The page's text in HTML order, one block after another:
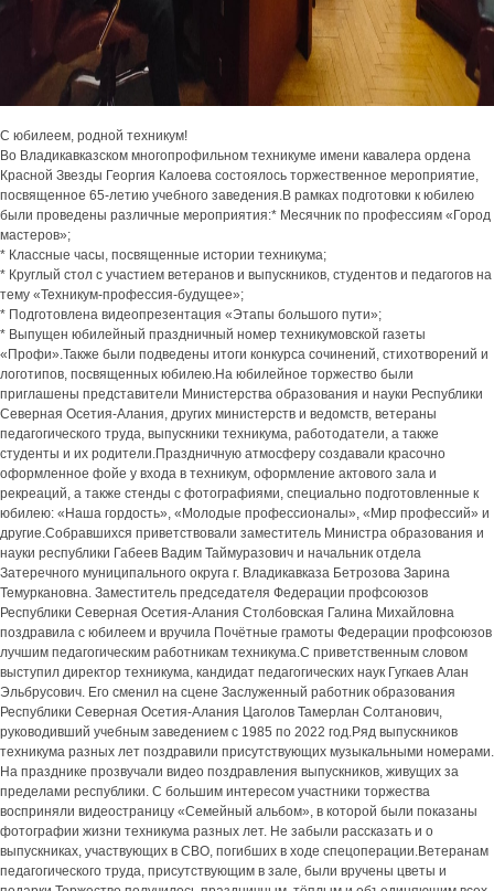
С юбилеем, родной техникум!
Во Владикавказском многопрофильном техникуме имени кавалера ордена
Красной Звезды Георгия Калоева состоялось торжественное мероприятие,
посвященное 65-летию учебного заведения.В рамках подготовки к юбилею
были проведены различные мероприятия:* Месячник по профессиям «Город
мастеров»;
* Классные часы, посвященные истории техникума;
* Круглый стол с участием ветеранов и выпускников, студентов и педагогов на
тему «Техникум-профессия-будущее»;
* Подготовлена видеопрезентация «Этапы большого пути»;
* Выпущен юбилейный праздничный номер техникумовской газеты
«Профи».Также были подведены итоги конкурса сочинений, стихотворений и
логотипов, посвященных юбилею.На юбилейное торжество были
приглашены представители Министерства образования и науки Республики
Северная Осетия-Алания, других министерств и ведомств, ветераны
педагогического труда, выпускники техникума, работодатели, а также
студенты и их родители.Праздничную атмосферу создавали красочно
оформленное фойе у входа в техникум, оформление актового зала и
рекреаций, а также стенды с фотографиями, специально подготовленные к
юбилею: «Наша гордость», «Молодые профессионалы», «Мир профессий» и
другие.Собравшихся приветствовали заместитель Министра образования и
науки республики Габеев Вадим Таймуразович и начальник отдела
Затеречного муниципального округа г. Владикавказа Бетрозова Зарина
Темуркановна. Заместитель председателя Федерации профсоюзов
Республики Северная Осетия-Алания Столбовская Галина Михайловна
поздравила с юбилеем и вручила Почётные грамоты Федерации профсоюзов
лучшим педагогическим работникам техникума.С приветственным словом
выступил директор техникума, кандидат педагогических наук Гугкаев Алан
Эльбрусович. Его сменил на сцене Заслуженный работник образования
Республики Северная Осетия-Алания Цаголов Тамерлан Солтанович,
руководивший учебным заведением с 1985 по 2022 год.Ряд выпускников
техникума разных лет поздравили присутствующих музыкальными номерами.
На празднике прозвучали видео поздравления выпускников, живущих за
пределами республики. С большим интересом участники торжества
восприняли видеостраницу «Семейный альбом», в которой были показаны
фотографии жизни техникума разных лет. Не забыли рассказать и о
выпускниках, участвующих в СВО, погибших в ходе спецоперации.Ветеранам
педагогического труда, присутствующим в зале, были вручены цветы и